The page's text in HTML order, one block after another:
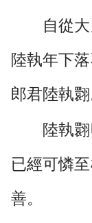
自從大
陸執年下
郎君陸執翾
陸執翾
已經可憐
善。